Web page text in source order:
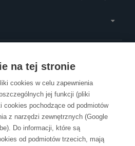
na tej stronie
cookies w celu zapewnienia
jej funkcji (pliki
cookies pochodzące od podmiotów
z narzędzi zewnętrznych (Google
Do informacji, które są
od podmiotów trzecich, mają